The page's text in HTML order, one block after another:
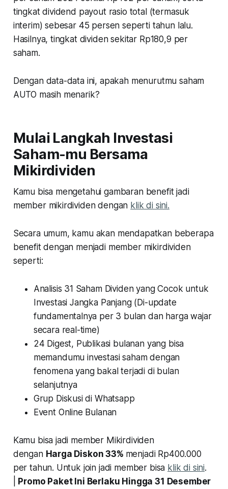
tingkat dividend payout rasio total (termasuk
interim) sebesar 45 persen seperti tahun lalu.
Hasilnya, tingkat dividen sekitar Rp180,9 per
saham.
Dengan data-data ini, apakah menurutmu saham
AUTO masih menarik?
Mulai Langkah Investasi
Saham-mu Bersama
Mikirdividen
Kamu bisa mengetahui gambaran benefit jadi
member mikirdividen dengan klik di sini.
Secara umum, kamu akan mendapatkan beberapa
benefit dengan menjadi member mikirdividen
seperti:
Analisis 31 Saham Dividen yang Cocok untuk
Investasi Jangka Panjang (Di-update
fundamentalnya per 3 bulan dan harga wajar
secara real-time)
24 Digest, Publikasi bulanan yang bisa
memandumu investasi saham dengan
fenomena yang bakal terjadi di bulan
selanjutnya
Grup Diskusi di Whatsapp
Event Online Bulanan
Kamu bisa jadi member Mikirdividen
dengan Harga Diskon 33% menjadi Rp400.000
per tahun. Untuk join jadi member bisa klik di sini.
Promo Paket Ini Berlaku Hingga 31 Desember